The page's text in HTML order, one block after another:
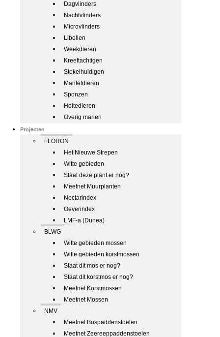
Dagvlinders
Nachtvlinders
Microvlinders
Libellen
Weekdieren
Kreeftachtigen
Stekelhuidigen
Manteldieren
Sponzen
Holtedieren
Overig marien
Projecten
FLORON
Het Nieuwe Strepen
Witte gebieden
Staat deze plant er nog?
Meetnet Muurplanten
Nectarindex
Oeverindex
LMF-a (Dunea)
BLWG
Witte gebieden mossen
Witte gebieden korstmossen
Staat dit mos er nog?
Staat dit korstmos er nog?
Meetnet Korstmossen
Meetnet Mossen
NMV
Meetnet Bospaddenstoelen
Meetnet Zeereeppaddenstoelen